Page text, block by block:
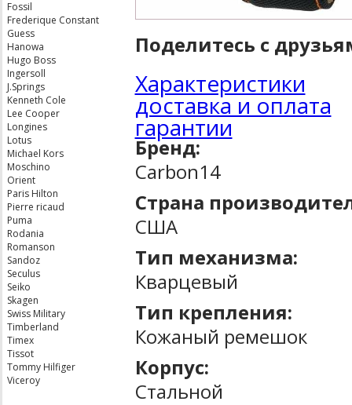
Fossil
Frederique Constant
Guess
Hanowa
Hugo Boss
Ingersoll
J.Springs
Kenneth Cole
Lee Cooper
Longines
Lotus
Michael Kors
Moschino
Orient
Paris Hilton
Pierre ricaud
Puma
Rodania
Romanson
Sandoz
Seculus
Seiko
Skagen
Swiss Military
Timberland
Timex
Tissot
Tommy Hilfiger
Viceroy
Поделитесь с
Характеристики
доставка и оплата
гарантии
Бренд:
Carbon14
Страна
США
Тип механизма:
Кварцевый
Тип крепления:
Кожаный ремешок
Корпус:
Стальной